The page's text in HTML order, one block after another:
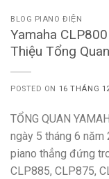
BLOG PIANO ĐIỆN
Yamaha
Thiệu Tổng Quan
POSTED ON 16 THÁNG
TỔNG QUAN
ngày 5 tháng 6 năm
piano thẳng đứng
CLP885, CLP875,